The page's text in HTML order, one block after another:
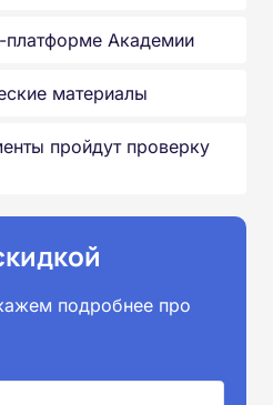
платформе Академии
материалы
пройдут проверку
подробнее про